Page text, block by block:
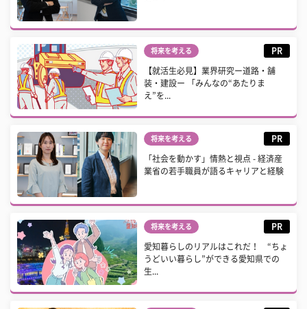
将来を考える PR
【就活生必見】業界研究ー道路・舗
装・建設ー 「みんなの“あたりま
え”を...
将来を考える PR
「社会を動かす」情熱と視点 - 経済産
業省の若手職員が語るキャリアと経験
将来を考える PR
愛知暮らしのリアルはこれだ！ “ちょ
うどいい暮らし”ができる愛知県での
生...